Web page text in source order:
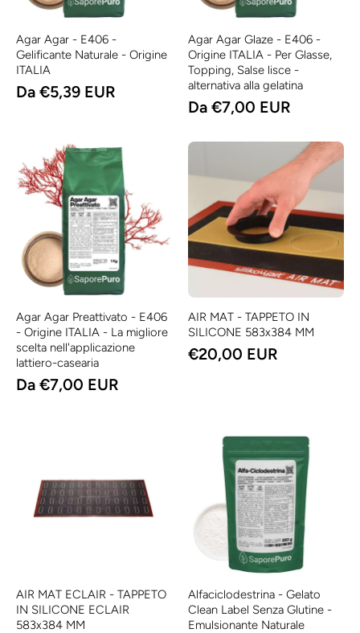
Agar Agar - E406 -
Gelificante Naturale - Origine
ITALIA
Da €5,39 EUR
Agar Agar Glaze - E406 -
Origine ITALIA - Per Glasse,
Topping, Salse lisce -
alternativa alla gelatina
Da €7,00 EUR
Agar Agar Preattivato - E406
- Origine ITALIA - La migliore
scelta nell'applicazione
lattiero-casearia
Da €7,00 EUR
AIR MAT - TAPPETO IN
SILICONE 583x384 MM
€20,00 EUR
AIR MAT ECLAIR - TAPPETO
IN SILICONE ECLAIR
583x384 MM
Alfaciclodestrina - Gelato
Clean Label Senza Glutine -
Emulsionante Naturale